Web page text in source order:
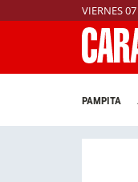
VIERNES
PAMPITA